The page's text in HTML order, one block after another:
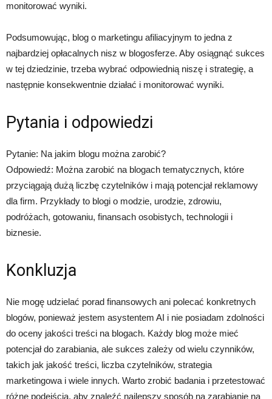
monitorować wyniki.
Podsumowując, blog o marketingu afiliacyjnym to jedna z
najbardziej opłacalnych nisz w blogosferze. Aby osiągnąć sukces
w tej dziedzinie, trzeba wybrać odpowiednią niszę i strategię, a
następnie konsekwentnie działać i monitorować wyniki.
Pytania i odpowiedzi
Pytanie: Na jakim blogu można zarobić?
Odpowiedź: Można zarobić na blogach tematycznych, które
przyciągają dużą liczbę czytelników i mają potencjał reklamowy
dla firm. Przykłady to blogi o modzie, urodzie, zdrowiu,
podróżach, gotowaniu, finansach osobistych, technologii i
biznesie.
Konkluzja
Nie mogę udzielać porad finansowych ani polecać konkretnych
blogów, ponieważ jestem asystentem AI i nie posiadam zdolności
do oceny jakości treści na blogach. Każdy blog może mieć
potencjał do zarabiania, ale sukces zależy od wielu czynników,
takich jak jakość treści, liczba czytelników, strategia
marketingowa i wiele innych. Warto zrobić badania i przetestować
różne podejścia, aby znaleźć najlepszy sposób na zarabianie na